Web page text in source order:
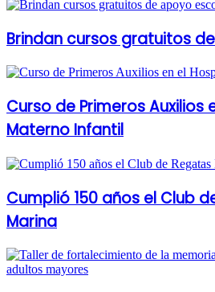
Brindan cursos gratuitos
Curso de Primeros Auxilios
Materno Infantil
Cumplió 150 años el Club
Marina